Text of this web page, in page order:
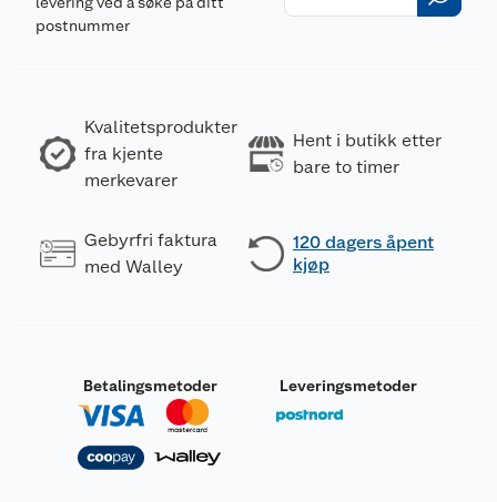
postnummer
Kvalitetsprodukter
fra kjente
merkevarer
Hent i butikk etter
bare to timer
Gebyrfri faktura
med Walley
120 dagers åpent
kjøp
Betalingsmetoder Leveringsmetoder